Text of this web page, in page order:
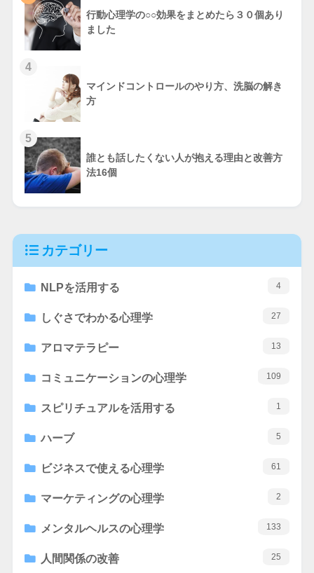
行動心理学の○○効果をまとめたら３０個あり
ました
4
マインドコントロールのやり方、洗脳の解き
方
5
誰とも話したくない人が抱える理由と改善方
法16個
カテゴリー
NLPを活用する 4
しぐさでわかる心理学 27
アロマテラピー 13
コミュニケーションの心理学 109
スピリチュアルを活用する 1
ハーブ 5
ビジネスで使える心理学 61
マーケティングの心理学 2
メンタルヘルスの心理学 133
人間関係の改善 25